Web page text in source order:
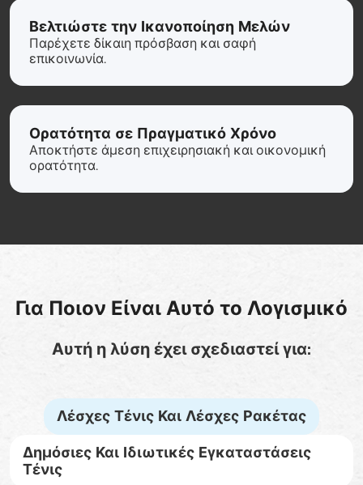
Βελτιώστε την Ικανοποίηση Μελών
Παρέχετε δίκαιη πρόσβαση και σαφή
επικοινωνία.
Ορατότητα σε Πραγματικό Χρόνο
Αποκτήστε άμεση επιχειρησιακή και οικονομική
ορατότητα.
Για Ποιον Είναι Αυτό το Λογισμικό
Αυτή η λύση έχει σχεδιαστεί για:
Λέσχες Τένις Και Λέσχες Ρακέτας
Δημόσιες Και Ιδιωτικές Εγκαταστάσεις
Τένις